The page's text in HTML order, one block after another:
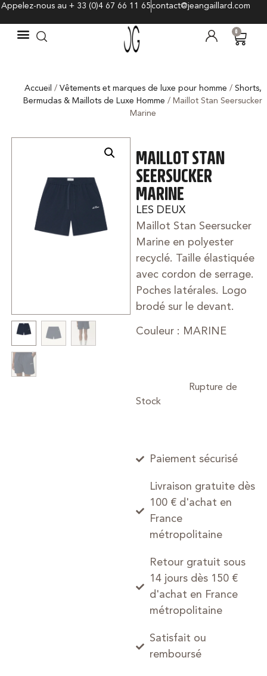
Appelez-nous au + 33 (0)4 67 66 11 65contact@jeangaillard.com
0
Accueil / Vêtements et marques de luxe pour homme / Shorts,
Bermudas & Maillots de Luxe Homme / Maillot Stan Seersucker
Marine
MAILLOT STAN
SEERSUCKER
MARINE
LES DEUX
Maillot Stan Seersucker
Marine en polyester
recyclé. Taille élastiquée
avec cordon de serrage.
Poches latérales. Logo
brodé sur le devant.
Couleur : MARINE
Paiement sécurisé
Livraison gratuite dès
100 € d'achat en
France
métropolitaine
Retour gratuit sous
14 jours dès 150 €
d'achat en France
métropolitaine
Satisfait ou
remboursé